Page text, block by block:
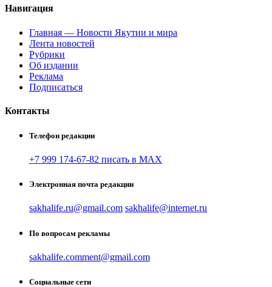
Навигация
Главная — Новости Якутии и мира
Лента новостей
Рубрики
Об издании
Реклама
Подписаться
Контакты
Телефон редакции
+7 999 174-67-82 писать в MAX
Электронная почта редакции
sakhalife.ru@gmail.com sakhalife@internet.ru
По вопросам рекламы
sakhalife.comment@gmail.com
Социальные сети